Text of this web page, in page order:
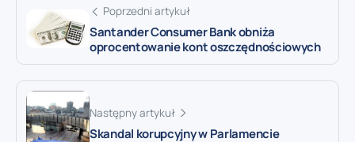
Poprzedni artykuł
Santander Consumer Bank obniża
oprocentowanie kont oszczędnościowych
Następny artykuł
Skandal korupcyjny w Parlamencie